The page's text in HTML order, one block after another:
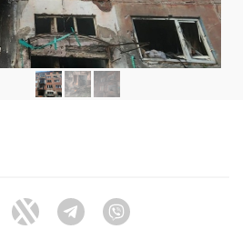
FacebookTwitter Telegram